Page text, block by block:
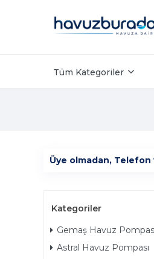
Tüm Kategoriler
Üye olmadan, Telefon
Kategoriler
Gemaş Havuz
Astral Havuz Pompası